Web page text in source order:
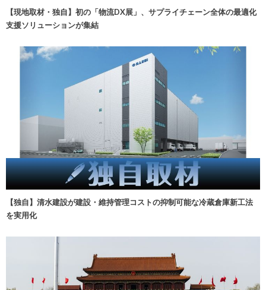
【現地取材・独自】初の「物流DX展」、サプライチェーン全体の最適化
支援ソリューションが集結
【独自】清水建設が建設・維持管理コストの抑制可能な冷蔵倉庫新工法
を実用化